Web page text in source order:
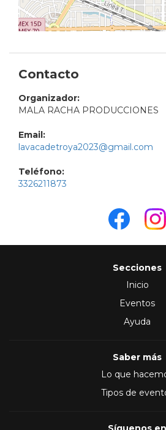
Contacto
Organizador:
MALA RACHA PRODUCCIONES
Email:
lavacadetroya2023@gmail.com
Teléfono:
3326211873
Secciones
Inicio
Eventos
Ayuda
Saber más
Lo que
Tipos de